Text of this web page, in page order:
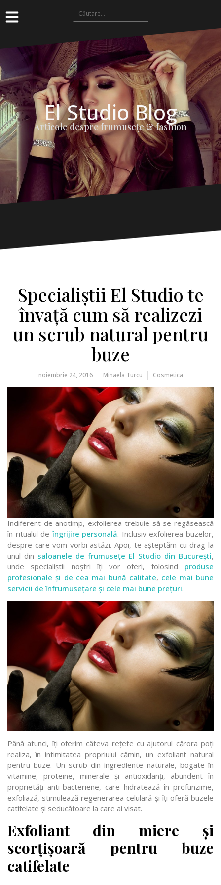
El Studio Blog
Articole despre frumuseţe & fashion
Specialiștii El Studio te
învață cum să realizezi
un scrub natural pentru
buze
noiembrie 24, 2016 Mihaela Turcu Cosmetica
Indiferent de anotimp, exfolierea trebuie să se regăsească
în ritualul deîngrijire personală. Inclusiv exfolierea buzelor,
despre care vom vorbi astăzi. Apoi, te așteptăm cu drag la
unul din saloanele de frumusețe El Studio din București,
unde specialiștii noștri îți vor oferi, folosind produse
profesionale și de cea mai bună calitate, cele mai bune
servicii de înfrumusețare și cele mai bune prețuri.
Până atunci, îți oferim câteva rețete cu ajutorul cărora poți
realiza, în intimitatea propriului cămin, un exfoliant natural
pentru buze. Un scrub din ingrediente naturale, bogate în
vitamine, proteine, minerale și antioxidanți, abundent în
proprietăți anti-bacteriene, care hidratează în profunzime,
exfoliază, stimulează regenerarea celulară și îți oferă buzele
catifelate și seducătoare la care ai visat.
Exfoliant din miere și
scorțișoară pentru buze
catifelate